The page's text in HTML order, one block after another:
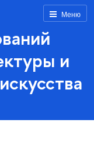
Меню
и